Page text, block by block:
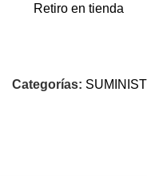
Retiro en tienda
Categorías: